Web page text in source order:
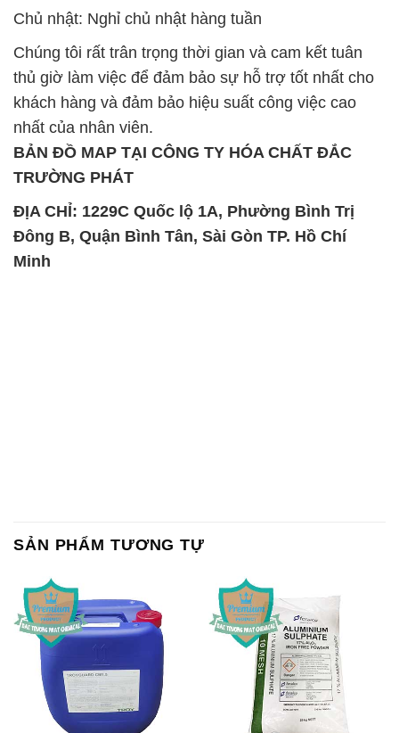
Chủ nhật: Nghỉ chủ nhật hàng tuần
Chúng tôi rất trân trọng thời gian và cam kết tuân
thủ giờ làm việc để đảm bảo sự hỗ trợ tốt nhất cho
khách hàng và đảm bảo hiệu suất công việc cao
nhất của nhân viên.
BẢN ĐỒ MAP TẠI CÔNG TY HÓA CHẤT ĐẮC
TRƯỜNG PHÁT
ĐỊA CHỈ: 1229C Quốc lộ 1A, Phường Bình Trị
Đông B, Quận Bình Tân, Sài Gòn TP. Hồ Chí
Minh
SẢN PHẨM TƯƠNG TỰ